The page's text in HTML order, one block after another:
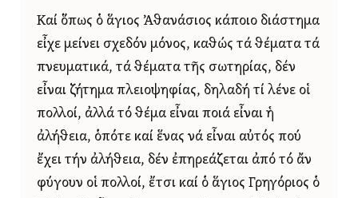
Καί ὅπως ὁ ἅγιος Ἀθανάσιος κάποιο διάστημα
εἶχε μείνει σχεδόν μόνος, καθώς τά θέματα τά
πνευματικά, τά θέματα τῆς σωτηρίας, δέν
εἶναι ζήτημα πλειοψηφίας, δηλαδή τί λένε οἱ
πολλοί, ἀλλά τό θέμα εἶναι ποιά εἶναι ἡ
ἀλήθεια, ὁπότε καί ἕνας νά εἶναι αὐτός πού
ἔχει τήν ἀλήθεια, δέν ἐπηρεάζεται ἀπό τό ἄν
φύγουν οἱ πολλοί, ἔτσι καί ὁ ἅγιος Γρηγόριος ὁ